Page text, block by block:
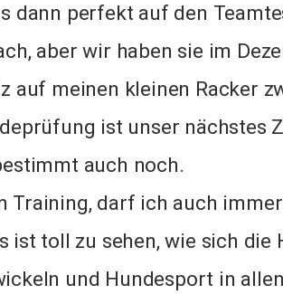
dann perfekt auf den
aber wir haben sie im
auf meinen kleinen Racker
ist unser nächstes
auch noch.
Training, darf ich auch
ist toll zu sehen, wie sich die
und Hundesport in